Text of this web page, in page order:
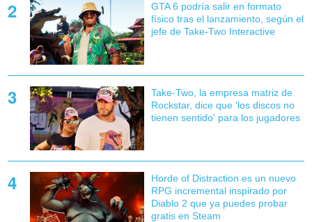
GTA 6 podría salir en formato
físico tras el lanzamiento, según el
jefe de Take-Two Interactive
Take-Two, la empresa matriz de
Rockstar, dice que 'los discos no
tienen sentido' para los jugadores
Horde of Distraction es un nuevo
RPG incremental inspirado por
Diablo 2 que ya puedes probar
gratis en Steam